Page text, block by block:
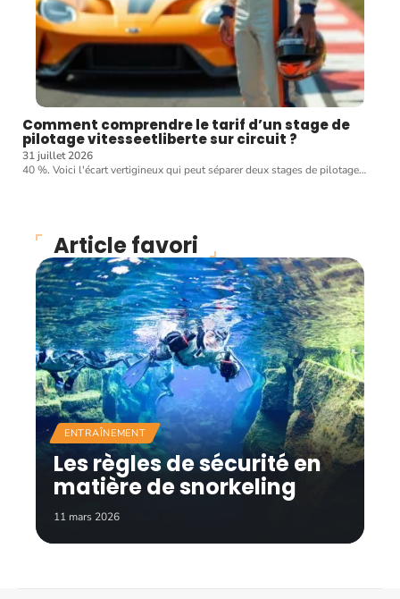
Comment comprendre le tarif d’un stage de
pilotage vitesseetliberte sur circuit ?
31 juillet 2026
40 %. Voici l'écart vertigineux qui peut séparer deux stages de pilotage…
Article favori
ENTRAÎNEMENT
Les règles de sécurité en
matière de snorkeling
11 mars 2026